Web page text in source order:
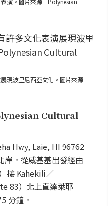
演。圖片來源｜Polynesian
現波里尼西亞文化。圖片來源｜
Cultural
Hwy, Laie, HI 96762
岸。從威基基出發經由
接 Kahekili／
83）北上直達萊耶
分鐘。